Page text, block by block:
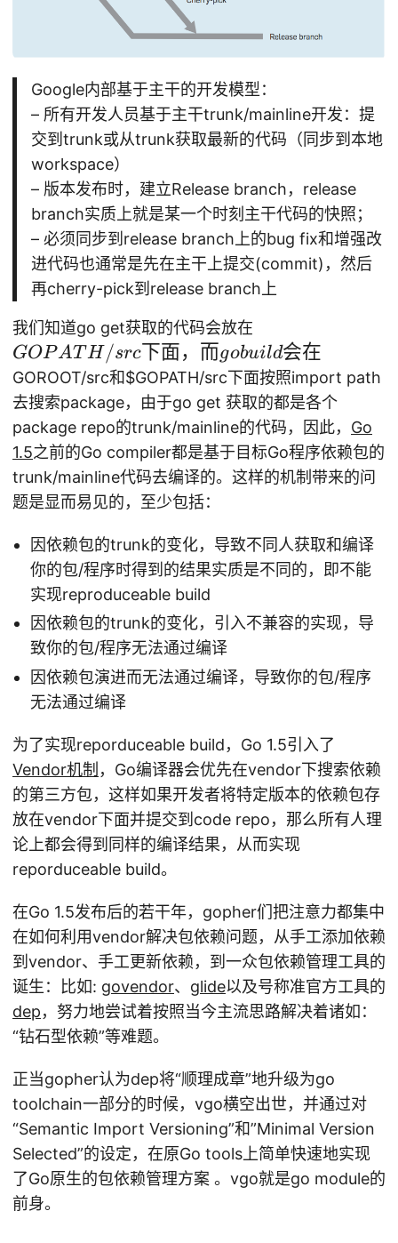
Google内部基于主干的开发模型：
– 所有开发人员基于主干trunk/mainline开发：提
交到trunk或从trunk获取最新的代码（同步到本地
workspace）
– 版本发布时，建立Release branch，release
branch实质上就是某一个时刻主干代码的快照；
– 必须同步到release branch上的bug fix和增强改
进代码也通常是先在主干上提交(commit)，然后
再cherry-pick到release branch上
我们知道go get获取的代码会放在
O
P
A
T
H
/s
rc
面
，
而
b
ld
GOPATH/src下面，而gobuild会在
GOROOT/src和$GOPATH/src下面按照import path
去搜索package，由于go get 获取的都是各个
package repo的trunk/mainline的代码，因此， Go
1.5之前的Go compiler都是基于目标Go程序依赖包的
trunk/mainline代码去编译的。这样的机制带来的问
题是显而易见的，至少包括：
因依赖包的trunk的变化，导致不同人获取和编译
你的包/程序时得到的结果实质是不同的，即不能
实现reproduceable build
因依赖包的trunk的变化，引入不兼容的实现，导
致你的包/程序无法通过编译
因依赖包演进而无法通过编译，导致你的包/程序
无法通过编译
为了实现reporduceable build，Go 1.5引入了
Vendor机制 ，Go编译器会优先在vendor下搜索依赖
的第三方包，这样如果开发者将特定版本的依赖包存
放在vendor下面并提交到code repo，那么所有人理
论上都会得到同样的编译结果，从而实现
reporduceable build。
在Go 1.5发布后的若干年，gopher们把注意力都集中
在如何利用vendor解决包依赖问题，从手工添加依赖
到vendor、手工更新依赖，到一众包依赖管理工具的
诞生：比如: govendor、 glide以及号称准官方工具的
dep，努力地尝试着按照当今主流思路解决着诸如：
“钻石型依赖”等难题。
正当gopher认为dep将“顺理成章”地升级为go
toolchain一部分的时候，vgo横空出世，并通过对
“Semantic Import Versioning”和”Minimal Version
Selected”的设定，在原Go tools上简单快速地实现
了Go原生的包依赖管理方案 。vgo就是go module的
前身。